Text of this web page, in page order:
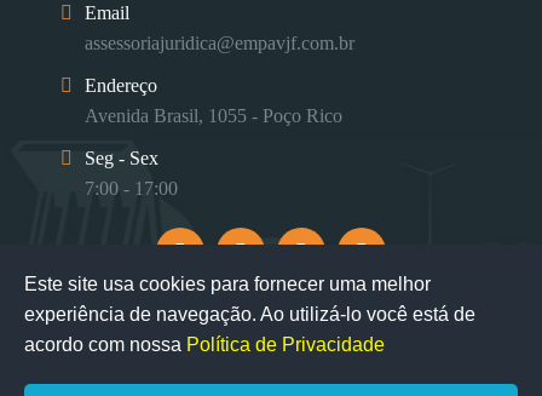
Email
assessoriajuridica@empavjf.com.br
Endereço
Avenida Brasil, 1055 - Poço Rico
Seg - Sex
7:00 - 17:00
Este site usa cookies para fornecer uma melhor
experiência de navegação. Ao utilizá-lo você está de
acordo com nossa Política de Privacidade